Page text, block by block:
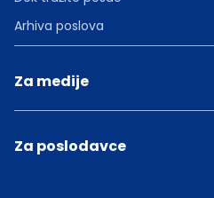
Arhiva poslova
Za medije
Za poslodavce